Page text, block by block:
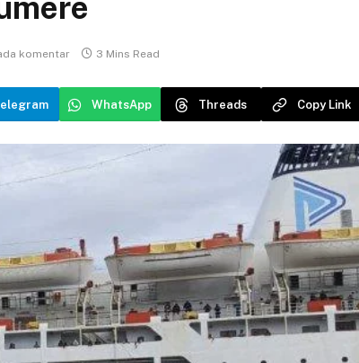
komentar 3 Mins Read
WhatsApp Threads Copy Link